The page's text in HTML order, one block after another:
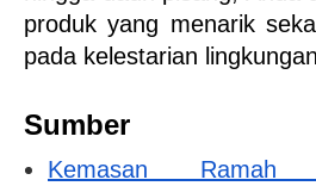
produk yang menarik
pada kelestarian
Sumber
Kemasan Ramah